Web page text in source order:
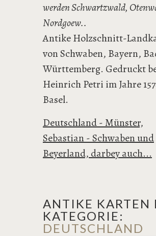
werden Schwartzwald,
Nordgoew..
Antike Holzschnitt-
von Schwaben, Bayern,
Württemberg. Gedruckt
Heinrich Petri im Jahre
Basel.
Deutschland - Münster,
Sebastian - Schwaben und
Beyerland, darbey auch...
ANTIKE KARTEN
KATEGORIE:
DEUTSCHLAND